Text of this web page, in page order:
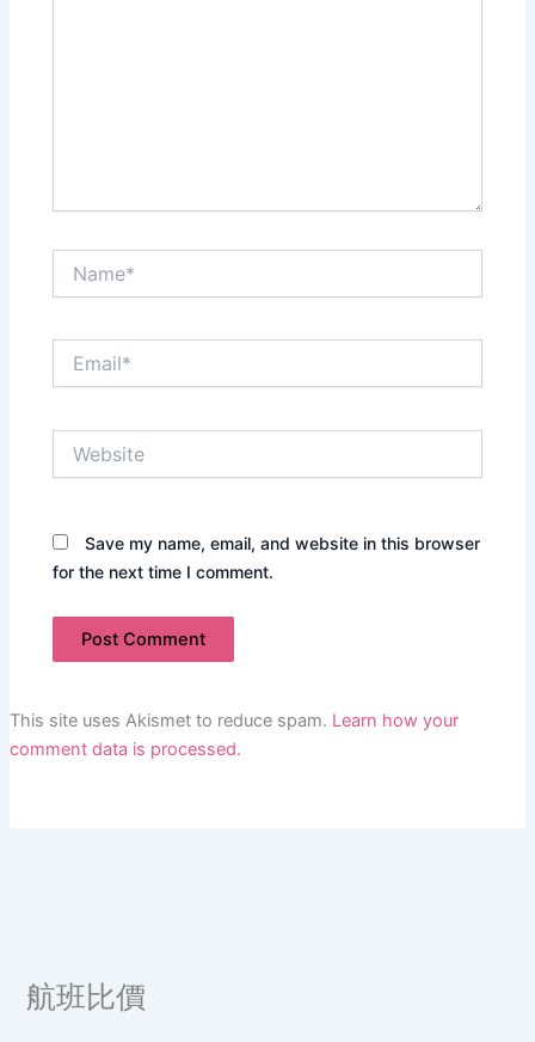
Save my name, email, and website in this browser
for the next time I comment.
This site uses Akismet to reduce spam. Learn how your
comment data is processed.
航班比價